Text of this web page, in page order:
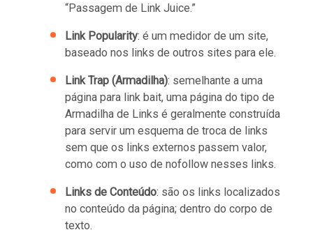
“Passagem de Link Juice.”
Link Popularity: é um medidor de um site,
baseado nos links de outros sites para ele.
Link Trap (Armadilha): semelhante a uma
página para link bait, uma página do tipo de
Armadilha de Links é geralmente construída
para servir um esquema de troca de links
sem que os links externos passem valor,
como com o uso de nofollow nesses links.
Links de Conteúdo: são os links localizados
no conteúdo da página; dentro do corpo de
texto.